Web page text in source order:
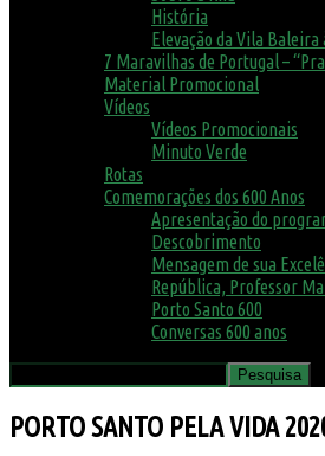
História
Elevação da Vila Baleira
7 Maravilhas de Portugal –
Material Promocional
Vídeos
Vídeos Promocionais
Minuto Verde
Rotas
Comemorações dos 600 Anos
Apresentação do
Descobrimento
Mensagem de sua
República, Professor
Porto Santo 600
Conversas 600 anos
PORTO SANTO PELA VIDA